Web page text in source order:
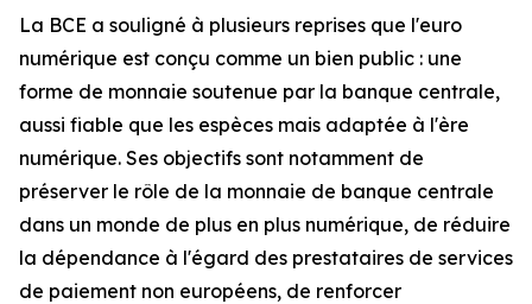
La BCE a souligné à plusieurs reprises que l'euro
numérique est conçu comme un bien public : une
forme de monnaie soutenue par la banque centrale,
aussi fiable que les espèces mais adaptée à l'ère
numérique. Ses objectifs sont notamment de
préserver le rôle de la monnaie de banque centrale
dans un monde de plus en plus numérique, de réduire
la dépendance à l'égard des prestataires de services
de paiement non européens, de renforcer